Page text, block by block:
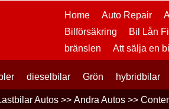
Home Auto Repair
Bilförsäkring
Bil Lån
bränslen
Att sälja en bil
dieselbilar Grön hybridbilar
Autos >> Andra Autos >>